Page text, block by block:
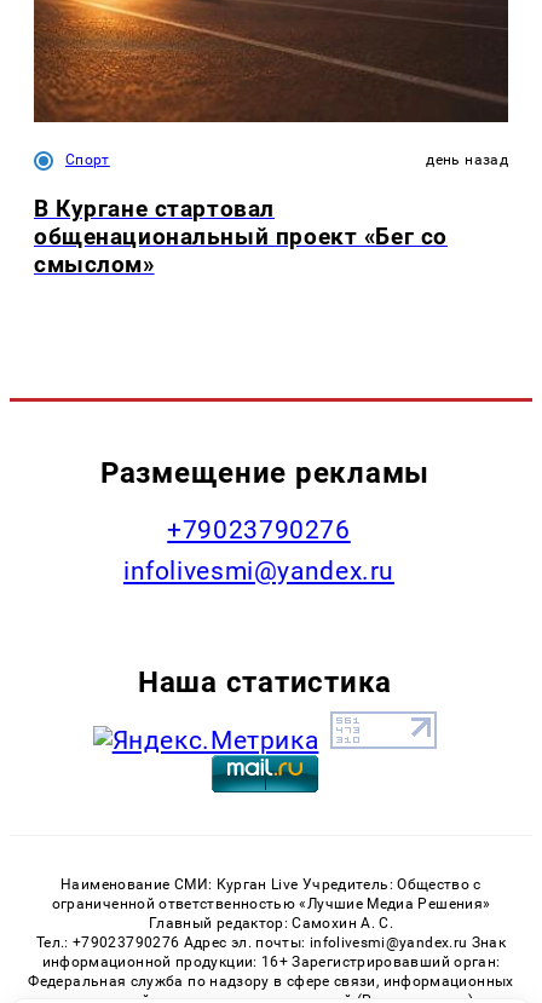
Спорт день назад
В Кургане стартовал
общенациональный проект «Бег со
смыслом»
Размещение рекламы
+79023790276
infolivesmi@yandex.ru
Наша статистика
Наименование СМИ: Курган Live Учредитель: Общество с
ограниченной ответственностью «Лучшие Медиа Решения»
Главный редактор: Самохин А. С.
Тел.: +79023790276 Адрес эл. почты: infolivesmi@yandex.ru Знак
информационной продукции: 16+ Зарегистрировавший орган:
Федеральная служба по надзору в сфере связи, информационных